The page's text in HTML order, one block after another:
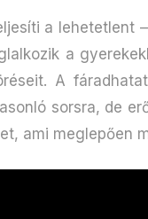
a lehetetlent
a
A
sorsra, de
ami meglepően